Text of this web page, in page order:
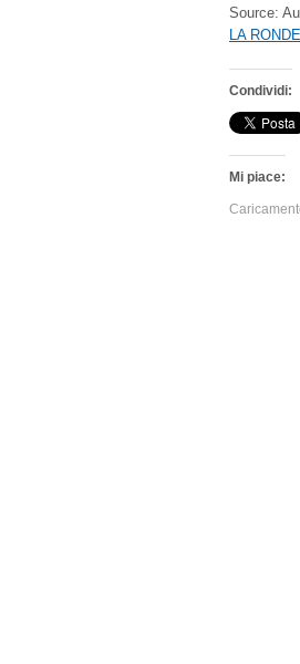
Source:
LA
Condividi:
Mi piace: